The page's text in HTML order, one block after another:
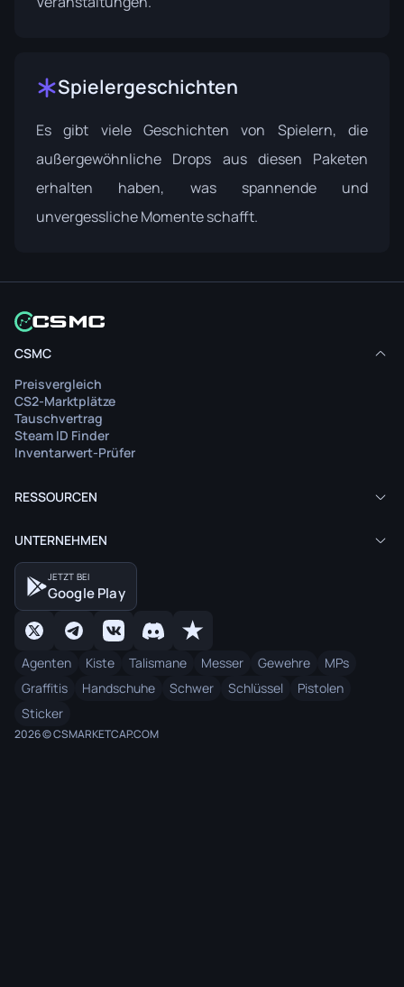
Spielergeschichten
Es gibt viele Geschichten von Spielern, die
außergewöhnliche Drops aus diesen Paketen
erhalten haben, was spannende und
unvergessliche Momente schafft.
CSMC
Preisvergleich
CS2-Marktplätze
Tauschvertrag
Steam ID Finder
Inventarwert-Prüfer
RESSOURCEN
UNTERNEHMEN
JETZT BEI
Google Play
Agenten Kiste Talismane Messer Gewehre
MPs
Graffitis
Handschuhe Schwer Schlüssel
Pistolen
Sticker
2026 © CSMARKETCAP.COM